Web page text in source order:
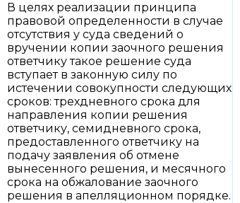
В целях реализации принципа
правовой определенности в случае
отсутствия у суда сведений о
вручении копии заочного решения
ответчику такое решение суда
вступает в законную силу по
истечении совокупности следующих
сроков: трехдневного срока для
направления копии решения
ответчику, семидневного срока,
предоставленного ответчику на
подачу заявления об отмене
вынесенного решения, и месячного
срока на обжалование заочного
решения в апелляционном порядке.